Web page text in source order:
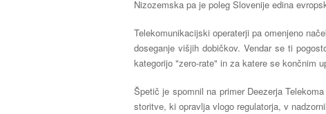
Nizozemska pa je poleg Slovenije edina
Telekomunikacijski operaterji pa omenjeno
doseganje višjih dobičkov. Vendar se ti
kategorijo "zero-rate" in za katere se končnim
Špetič je spomnil na primer Deezerja
storitve, ki opravlja vlogo regulatorja, v